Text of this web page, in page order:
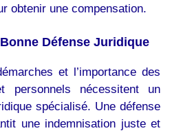
obtenir une compensation.
Défense Juridique
et l’importance des
personnels nécessitent un
spécialisé. Une défense
une indemnisation juste et